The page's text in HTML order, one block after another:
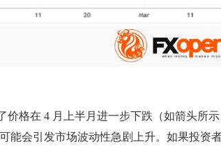
价格在 4 月上半月进一步下跌（如箭头所
能会引发市场波动性急剧上升。如果投资